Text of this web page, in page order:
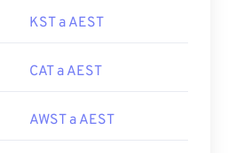
KST a AEST
CAT a AEST
AWST a AEST